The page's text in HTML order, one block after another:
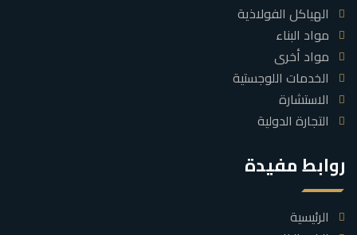
الهياكل الفولاذية
مواد البناء
مواد أخرى
الخدمات اللوجستية
الاستشارة
التجارة الدولية
روابط مفيدة
الرئيسية